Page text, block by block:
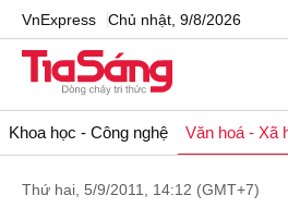
VnExpress Chủ nhật, 9/8/2026
Khoa học - Công nghệ Văn hoá - Xã
Thứ hai, 5/9/2011, 14:12 (GMT+7)